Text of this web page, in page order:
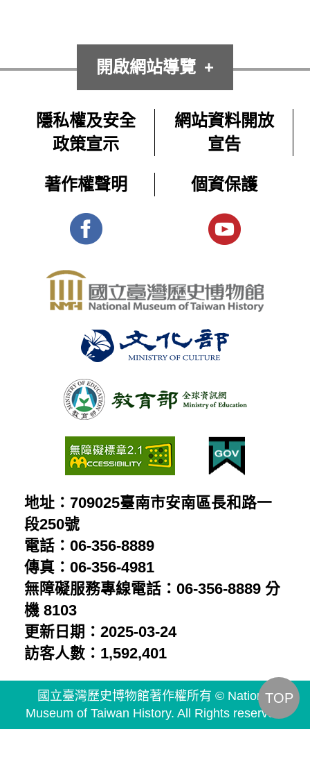
開啟網站導覽
隱私權及安全
政策宣示
網站資料開放
宣告
著作權聲明 個資保護
地址：709025臺南市安南區長和路一
段250號
電話：06-356-8889
傳真：06-356-4981
無障礙服務專線電話：06-356-8889 分
機 8103
更新日期：2025-03-24
訪客人數：1,592,401
國立臺灣歷史博物館著作權所有 © National
Museum of Taiwan History. All Rights reserved.
TOP